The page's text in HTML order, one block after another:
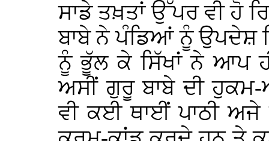
ਸਾਡੇ ਤਖ਼ਤਾਂ ਉੱਪਰ ਵੀ ਹੋ
ਬਾਬੇ ਨੇ ਪੰਡਿਆਂ ਨੂੰ ਉਪਦੇਸ਼
ਨੂੰ ਭੂੱਲ ਕੇ ਸਿੱਖਾਂ ਨੇ ਆਪ
ਅਸੀਂ ਗੁਰੂ ਬਾਬੇ ਦੀ ਹੁਕਮ-
ਵੀ ਕਈ ਥਾਈਂ ਪਾਠੀ ਅਜੇ